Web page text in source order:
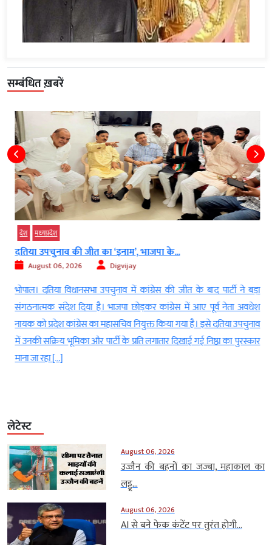
सम्बंधित ख़बरें
देश मध्‍यप्रदेश
दतिया उपचुनाव की जीत का ‘इनाम’, भाजपा के...
August 06, 2026 Digvijay
भोपाल। दतिया विधानसभा उपचुनाव में कांग्रेस की जीत के बाद पार्टी ने बड़ा
संगठनात्मक संदेश दिया है। भाजपा छोड़कर कांग्रेस में आए पूर्व नेता अवधेश
नायक को प्रदेश कांग्रेस का महासचिव नियुक्त किया गया है। इसे दतिया उपचुनाव
में उनकी सक्रिय भूमिका और पार्टी के प्रति लगातार दिखाई गई निष्ठा का पुरस्कार
माना जा रहा […]
लेटेस्ट
August 06, 2026
उज्जैन की बहनों का जज्बा, महाकाल का
लड्डू...
August 06, 2026
AI से बने फेक कंटेंट पर तुरंत होगी...